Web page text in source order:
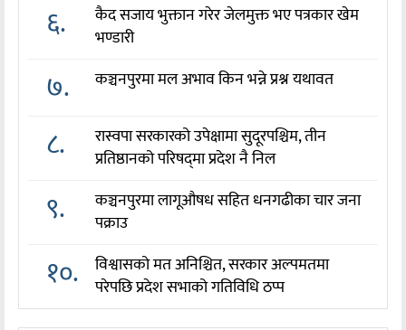
६.
कैद सजाय भुक्तान गरेर जेलमुक्त भए पत्रकार खेम
भण्डारी
७. कञ्चनपुरमा मल अभाव किन भन्ने प्रश्न यथावत
८.
रास्वपा सरकारको उपेक्षामा सुदूरपश्चिम, तीन
प्रतिष्ठानको परिषद्‌मा प्रदेश नै निल
९.
कञ्चनपुरमा लागूऔषध सहित धनगढीका चार जना
पक्राउ
१०.
विश्वासको मत अनिश्चित, सरकार अल्पमतमा
परेपछि प्रदेश सभाको गतिविधि ठप्प